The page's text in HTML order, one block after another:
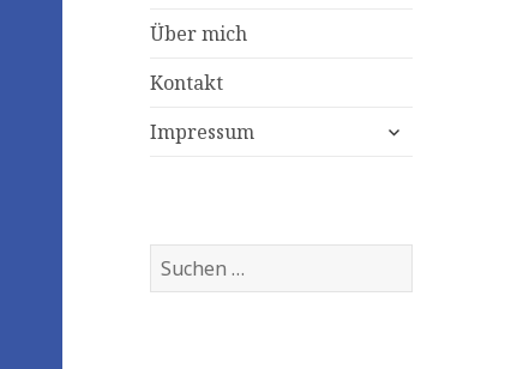
Über mich
Kontakt
Impressum
expand
Suchen
nach: